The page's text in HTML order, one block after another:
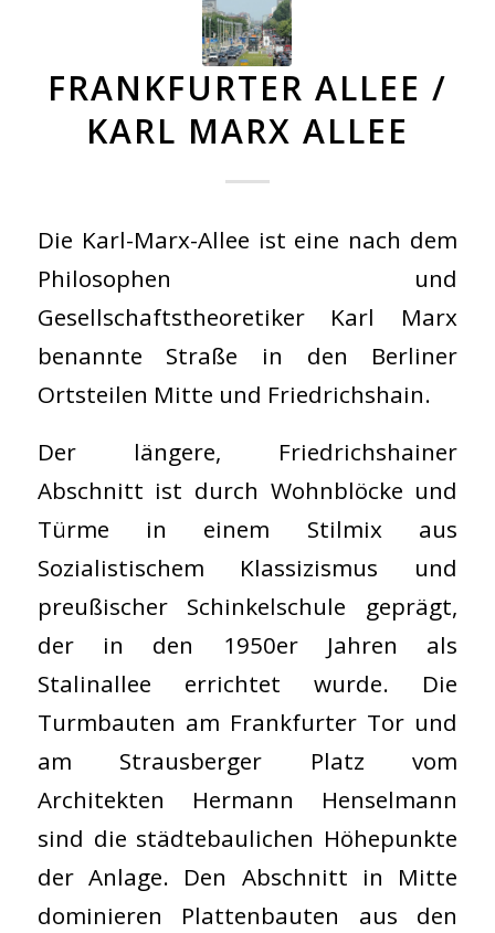
FRANKFURTER ALLEE /
KARL MARX ALLEE
Die Karl-Marx-Allee ist eine nach dem
Philosophen und
Gesellschaftstheoretiker Karl Marx
benannte Straße in den Berliner
Ortsteilen Mitte und Friedrichshain.
Der längere, Friedrichshainer
Abschnitt ist durch Wohnblöcke und
Türme in einem Stilmix aus
Sozialistischem Klassizismus und
preußischer Schinkelschule geprägt,
der in den 1950er Jahren als
Stalinallee errichtet wurde. Die
Turmbauten am Frankfurter Tor und
am Strausberger Platz vom
Architekten Hermann Henselmann
sind die städtebaulichen Höhepunkte
der Anlage. Den Abschnitt in Mitte
dominieren Plattenbauten aus den